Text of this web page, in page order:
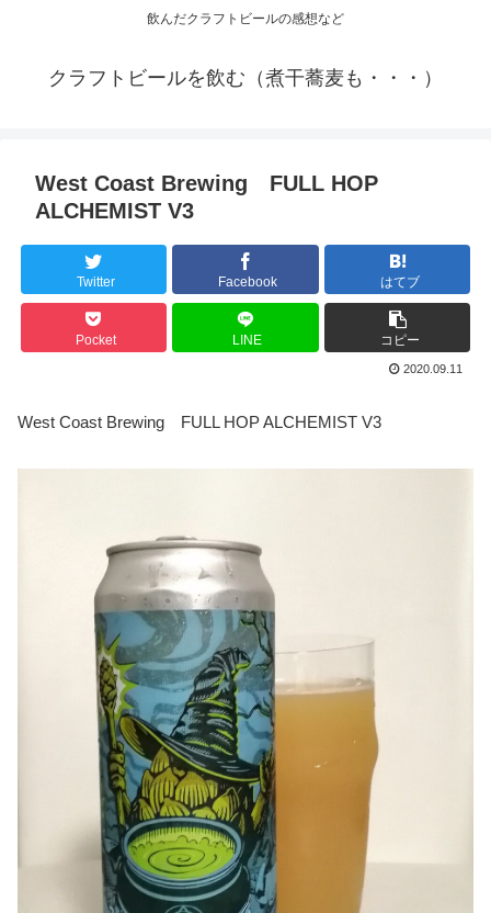
飲んだクラフトビールの感想など
クラフトビールを飲む（煮干蕎麦も・・・）
West Coast Brewing FULL HOP
ALCHEMIST V3
Twitter Facebook はてブ
Pocket LINE コピー
2020.09.11
West Coast Brewing　FULL HOP ALCHEMIST V3